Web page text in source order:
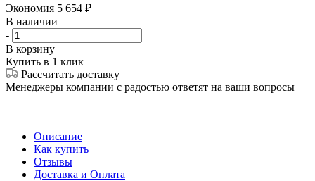
Экономия 5 654 ₽
В наличии
-
+
В корзину
Купить в 1 клик
Рассчитать доставку
Менеджеры компании с радостью ответят на ваши вопросы
Описание
Как купить
Отзывы
Доставка и Оплата